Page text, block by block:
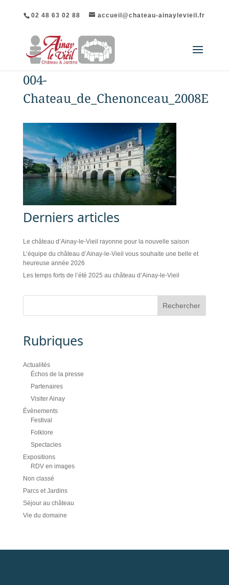
02 48 63 02 88 accueil@chateau-ainaylevieil.fr
004-
Chateau_de_Chenonceau_2008E
Derniers articles
Le château d’Ainay-le-Vieil rayonne pour la nouvelle saison
L’équipe du château d’Ainay-le-Vieil vous souhaite une belle et
heureuse année 2026
Les temps forts de l’été 2025 au château d’Ainay-le-Vieil
Rubriques
Actualités
Échos de la presse
Partenaires
Visiter Ainay
Évènements
Festival
Folklore
Spectacles
Expositions
RDV en images
Non classé
Parcs et Jardins
Séjour au château
Vie du domaine